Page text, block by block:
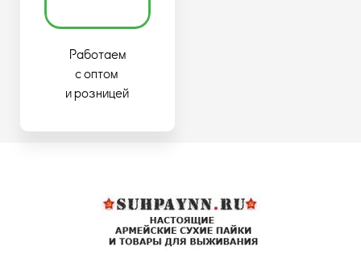
Работаем
с оптом
и розницей